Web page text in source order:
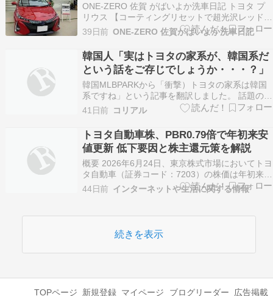
ONE-ZERO 佐賀 がばいよか洗車日記 トヨタ プ
リウス 【コーティングリセットで超光沢レッド持
続中】 今回のレポートは佐賀市のお客様です。
（お持ち込み施工です。） 施工メニューは「達人
洗車」⇒「機械研磨」⇒「プレミアムポリマーコ
ーティング」⇒「プレミアムHGCコーティン…
39日前 ONE-ZERO 佐賀がばいよか洗車日記
韓国人「実はトヨタの家系が、韓国系だ
という話をご存じでしょうか・・・？」
韓国MLBPARKから「衝撃）トヨタの家系は韓国
系ですね」という記事を翻訳しました。 話題の記
事 衝撃）トヨタの家系は韓国系ですね 1世から5
世まで全員が韓国系の顔。 純粋な日本人だとこう
いう顔は現れにくいです。 しかし、韓国ではあま
りにも一般的な顔です。 在日ユダヤ人説もかな
り…
41日前 コリアル
トヨタ自動車株、PBR0.79倍で年初来安
値更新 低下要因と株主還元策を解説
概要 2026年6月24日、東京株式市場においてトヨ
タ自動車（証券コード：7203）の株価は年初来安
値を更新しました。日本経済新聞の報道による
と、この日のPBR（株価純資産倍率）は0.79倍
低い水準となりました。 株価動向の詳細 6…
44日前 インターネットや生活に関する情報
続きを表示
TOPページ 新規登録 マイページ ブログリーダー 広告掲載